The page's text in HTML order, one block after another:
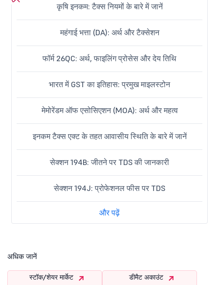
कृषि इनकम: टैक्स नियमों के बारे में जानें
महंगाई भत्ता (DA): अर्थ और टैक्सेशन
फॉर्म 26QC: अर्थ, फाइलिंग प्रोसेस और देय तिथि
भारत में GST का इतिहास: प्रमुख माइलस्टोन
मेमोरेंडम ऑफ एसोसिएशन (MOA): अर्थ और महत्व
इनकम टैक्स एक्ट के तहत आवासीय स्थिति के बारे में जानें
सेक्शन 194B: जीतने पर TDS की जानकारी
सेक्शन 194J: प्रोफेशनल फीस पर TDS
और पढ़ें
अधिक जानें
स्टॉक/शेयर मार्केट डीमैट अकाउंट